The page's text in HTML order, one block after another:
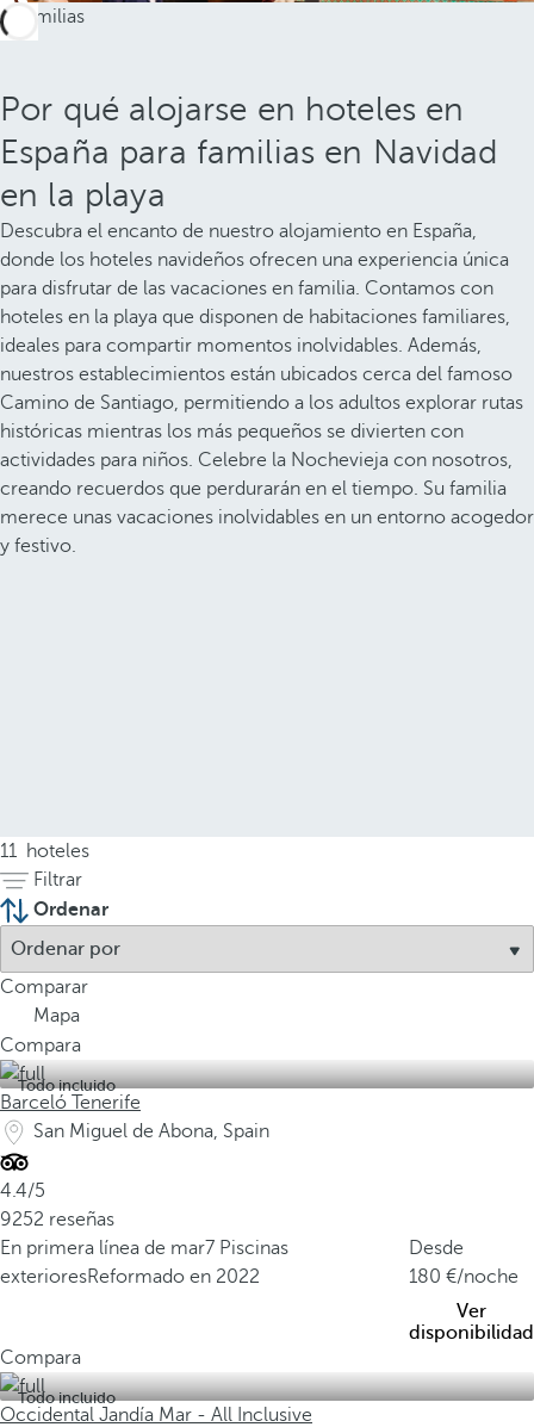
Por qué alojarse en hoteles en
España para familias en Navidad
en la playa
Descubra el encanto de nuestro alojamiento en España,
donde los hoteles navideños ofrecen una experiencia única
para disfrutar de las vacaciones en familia. Contamos con
hoteles en la playa que disponen de habitaciones familiares,
ideales para compartir momentos inolvidables. Además,
nuestros establecimientos están ubicados cerca del famoso
Camino de Santiago, permitiendo a los adultos explorar rutas
históricas mientras los más pequeños se divierten con
actividades para niños. Celebre la Nochevieja con nosotros,
creando recuerdos que perdurarán en el tiempo. Su familia
merece unas vacaciones inolvidables en un entorno acogedor
y festivo.
11 hoteles
Filtrar
Ordenar
Comparar
Mapa
Compara
Todo incluido
Barceló Tenerife
San Miguel de Abona, Spain
4.4/5
9252 reseñas
En primera línea de mar7 Piscinas
exterioresReformado en 2022
Desde
180
/noche
Ver
disponibilidad
Compara
Todo incluido
Occidental Jandía Mar - All Inclusive